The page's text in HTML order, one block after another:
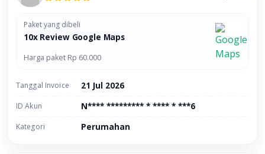
Paket yang dibeli
10x Review Google Maps
Harga paket Rp 60.000
Tanggal Invoice 21 Jul 2026
ID Akun N**** ********* * **** * ***6
Kategori Perumahan